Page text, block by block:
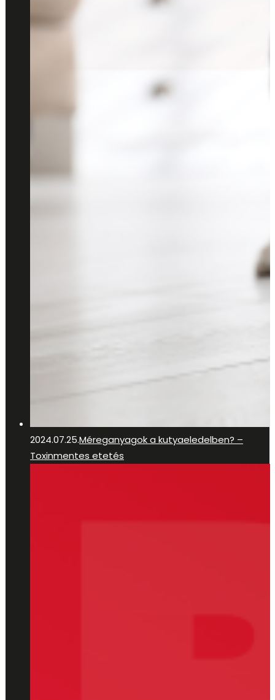
2024.07.25.Méreganyagok a kutyaeledelben? –
Toxinmentes etetés